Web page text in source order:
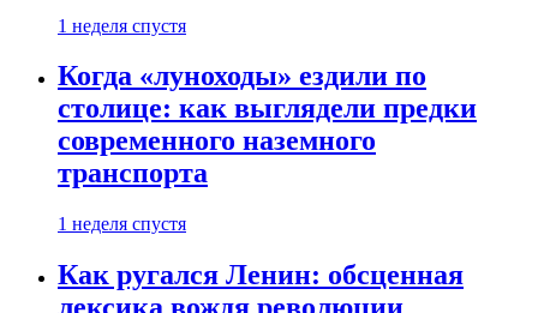
1 неделя спустя
Когда «луноходы» ездили по
столице: как выглядели предки
современного наземного
транспорта
1 неделя спустя
Как ругался Ленин: обсценная